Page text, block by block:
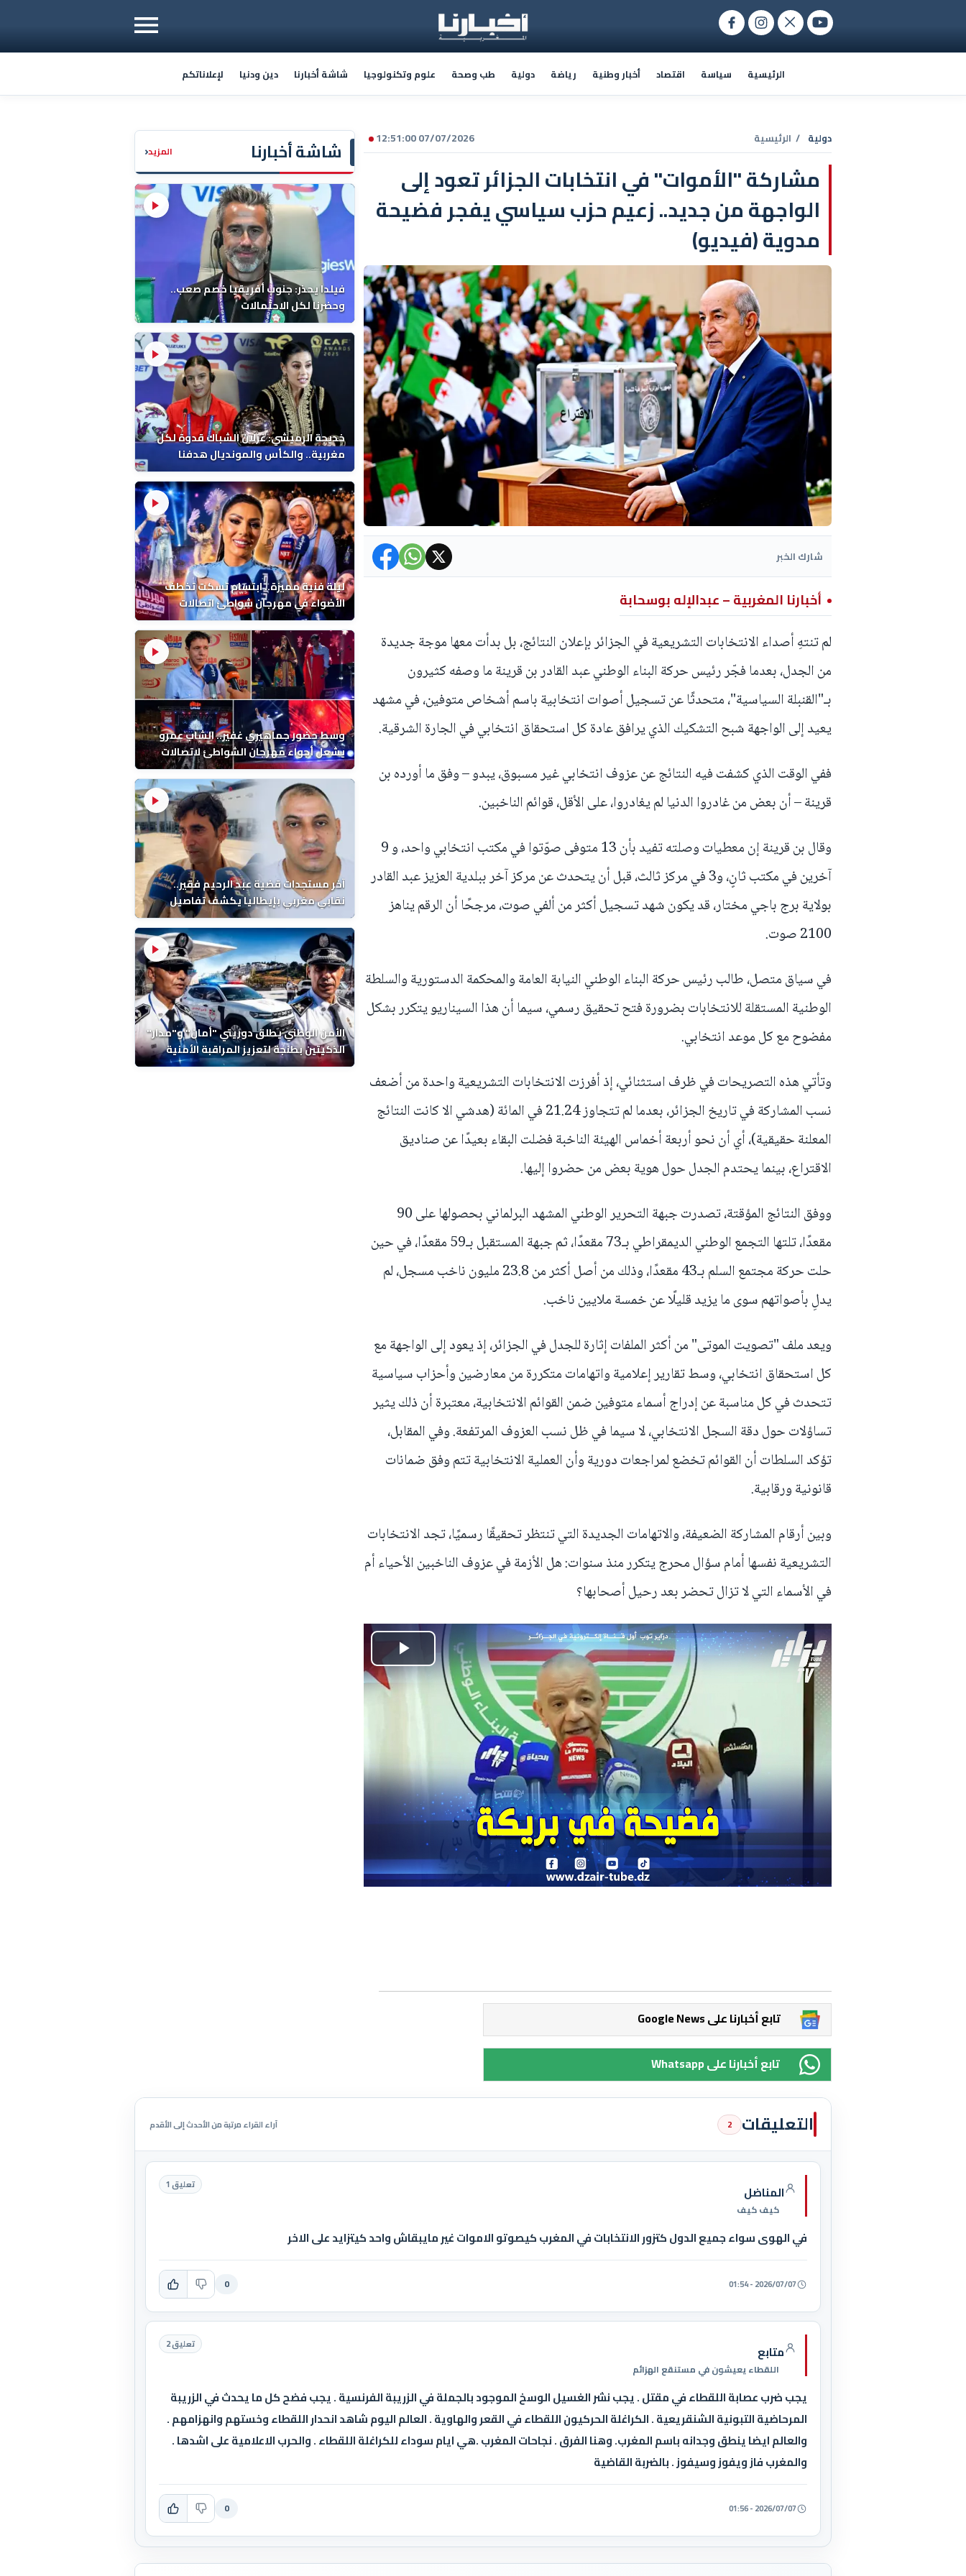
الرئيسية سياسة اقتصاد أخبار وطنية رياضة دولية طب وصحة علوم وتكنولوجيا شاشة أخبارنا دين ودنيا لإعلاناتكم
شاشة أخبارنا المزيد‹
فيلدا يحذر: جنوب أفريقيا خصم صعب..
وحضرنا لكل الاحتمالات
خديجة الرميشي: غزلان الشباك قدوة لكل
مغربية.. والكأس والمونديال هدفنا
ليلة فنية مميزة.. ابتسام تسكت تخطف
الأضواء في مهرجان شواطئ اتصالات
المغرب بالمضيق
وسط حضور جماهيري غفير.. الشاب عمرو
يشعل أجواء مهرجان الشواطئ لاتصالات
المغرب بطنجة
آخر مستجدات قضية عبد الرحيم فقير..
نقابي مغربي بإيطاليا يكشف تفاصيل
الوفاة ونتائج التشريح
الأمن الوطني يطلق دوريتي "أمان" و"مدار"
الذكيتين بطنجة لتعزيز المراقبة الأمنية
07/07/2026 12:51:00 دولية / الرئيسية
مشاركة "الأموات" في انتخابات الجزائر تعود إلى
الواجهة من جديد.. زعيم حزب سياسي يفجر فضيحة
مدوية (فيديو)
شارك الخبر
أخبارنا المغربية – عبدالإله بوسحابة
لم تنتهِ أصداء الانتخابات التشريعية في الجزائر بإعلان النتائج، بل بدأت معها موجة جديدة
من الجدل، بعدما فجّر رئيس حركة البناء الوطني عبد القادر بن قرينة ما وصفه كثيرون
بـ"القنبلة السياسية"، متحدثًا عن تسجيل أصوات انتخابية باسم أشخاص متوفين، في مشهد
يعيد إلى الواجهة شبح التشكيك الذي يرافق عادة كل استحقاق انتخابي في الجارة الشرقية.
ففي الوقت الذي كشفت فيه النتائج عن عزوف انتخابي غير مسبوق، يبدو – وفق ما أورده بن
قرينة – أن بعض من غادروا الدنيا لم يغادروا، على الأقل، قوائم الناخبين.
وقال بن قرينة إن معطيات وصلته تفيد بأن 13 متوفى صوّتوا في مكتب انتخابي واحد، و 9
آخرين في مكتب ثانٍ، و3 في مركز ثالث، قبل أن يتحدث عن مركز آخر ببلدية العزيز عبد القادر
بولاية برج باجي مختار، قد يكون شهد تسجيل أكثر من ألفي صوت، مرجحًا أن الرقم يناهز
2100 صوت.
في سياق متصل، طالب رئيس حركة البناء الوطني النيابة العامة والمحكمة الدستورية والسلطة
الوطنية المستقلة للانتخابات بضرورة فتح تحقيق رسمي، سيما أن هذا السيناريو يتكرر بشكل
مفضوح مع كل موعد انتخابي.
وتأتي هذه التصريحات في ظرف استثنائي، إذ أفرزت الانتخابات التشريعية واحدة من أضعف
نسب المشاركة في تاريخ الجزائر، بعدما لم تتجاوز 21.24 في المائة (هدشي الا كانت النتائج
المعلنة حقيقية)، أي أن نحو أربعة أخماس الهيئة الناخبة فضلت البقاء بعيدًا عن صناديق
الاقتراع، بينما يحتدم الجدل حول هوية بعض من حضروا إليها.
ووفق النتائج المؤقتة، تصدرت جبهة التحرير الوطني المشهد البرلماني بحصولها على 90
مقعدًا، تلتها التجمع الوطني الديمقراطي بـ73 مقعدًا، ثم جبهة المستقبل بـ59 مقعدًا، في حين
حلت حركة مجتمع السلم بـ43 مقعدًا، وذلك من أصل أكثر من 23.8 مليون ناخب مسجل، لم
يدلِ بأصواتهم سوى ما يزيد قليلًا عن خمسة ملايين ناخب.
ويعد ملف "تصويت الموتى" من أكثر الملفات إثارة للجدل في الجزائر، إذ يعود إلى الواجهة مع
كل استحقاق انتخابي، وسط تقارير إعلامية واتهامات متكررة من معارضين وأحزاب سياسية
تتحدث في كل مناسبة عن إدراج أسماء متوفين ضمن القوائم الانتخابية، معتبرة أن ذلك يثير
تساؤلات حول دقة السجل الانتخابي، لا سيما في ظل نسب العزوف المرتفعة. وفي المقابل،
تؤكد السلطات أن القوائم تخضع لمراجعات دورية وأن العملية الانتخابية تتم وفق ضمانات
قانونية ورقابية.
وبين أرقام المشاركة الضعيفة، والاتهامات الجديدة التي تنتظر تحقيقًا رسميًا، تجد الانتخابات
التشريعية نفسها أمام سؤال محرج يتكرر منذ سنوات: هل الأزمة في عزوف الناخبين الأحياء أم
في الأسماء التي لا تزال تحضر بعد رحيل أصحابها؟
Play
Video
Google News تابع أخبارنا على
Whatsapp تابع أخبارنا على
التعليقات 2 آراء القراء مرتبة من الأحدث إلى الأقدم
المناضل
كيف كيف
تعليق 1
في الهوى سواء جميع الدول كتزور الانتخابات في المغرب كيصوتو الاموات غير مايبقاش واحد كيتزايد على الاخر
2026/07/07 - 01:54
0
متابع
اللقطاء يعيشون في مستنقع الهزائم
تعليق 2
يجب ضرب عصابة اللقطاء في مقتل . يجب نشر الغسيل الوسخ الموجود بالجملة في الزريبة الفرنسية . يجب فضح كل ما يحدث في الزريبة
المرحاضية التبونية الشنقريعية . الكراغلة الحركيون اللقطاء في القعر والهاوية . العالم اليوم شاهد انحدار اللقطاء وخستهم وانهزامهم .
والعالم ايضا ينطق وجدانه باسم المغرب. وهنا الفرق . نجاحات المغرب .هي ايام سوداء للكراغلة اللقطاء . والحرب الاعلامية على اشدها .
والمغرب فاز ويفوز وسيفوز . بالضربة القاضية
2026/07/07 - 01:56
0